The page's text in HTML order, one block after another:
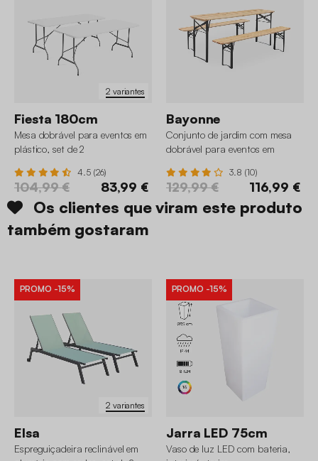
2 variantes
Fiesta 180cm
Mesa dobrável para eventos em
plástico, set de 2
4.5 (26)
104,99 € 83,99 €
Bayonne
Conjunto de jardim com mesa
dobrável para eventos em
3.8 (10)
129,99 € 116,99 €
Os clientes que viram este produto
também gostaram
2 variantes
PROMO -15%
Elsa
Espreguiçadeira reclinável em
PROMO -15%
Jarra LED 75cm
Vaso de luz LED com bateria,